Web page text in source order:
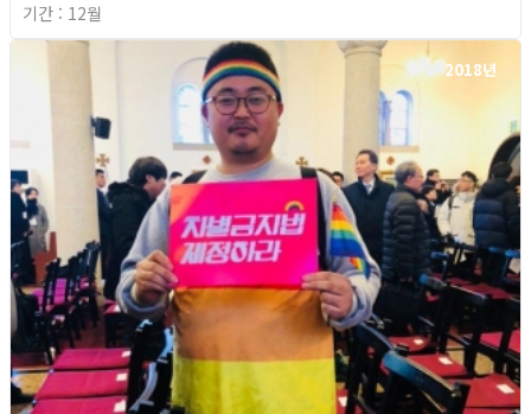
기간 : 12월
2018년